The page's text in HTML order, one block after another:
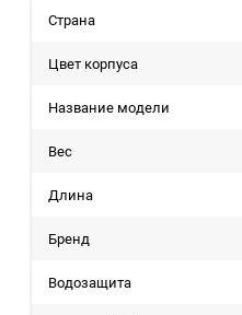
Страна
Цвет корпуса
Название модели
Вес
Длина
Бренд
Водозащита